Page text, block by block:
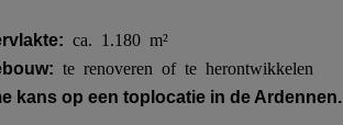
ca. 1.180 m²
te renoveren of te herontwikkelen
kans op een toplocatie in de Ardennen.